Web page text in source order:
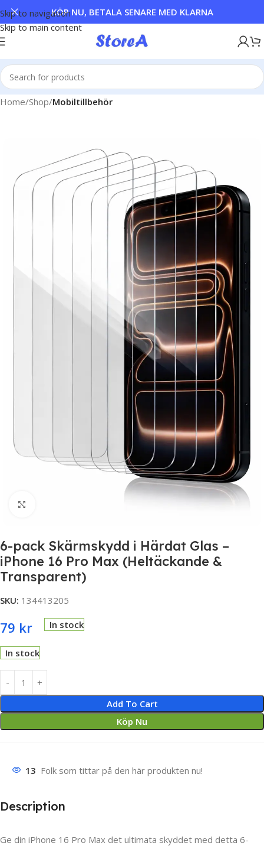
Skip to navigation
Skip to main content
KÖP NU, BETALA SENARE MED KLARNA
Home Shop Mobiltillbehör
6-pack Skärmskydd i Härdat Glas –
iPhone 16 Pro Max (Heltäckande &
Transparent)
SKU: 134413205
79 kr In stock
In stock
Add To Cart
Köp Nu
13 Folk som tittar på den här produkten nu!
Description
Ge din iPhone 16 Pro Max det ultimata skyddet med detta 6-